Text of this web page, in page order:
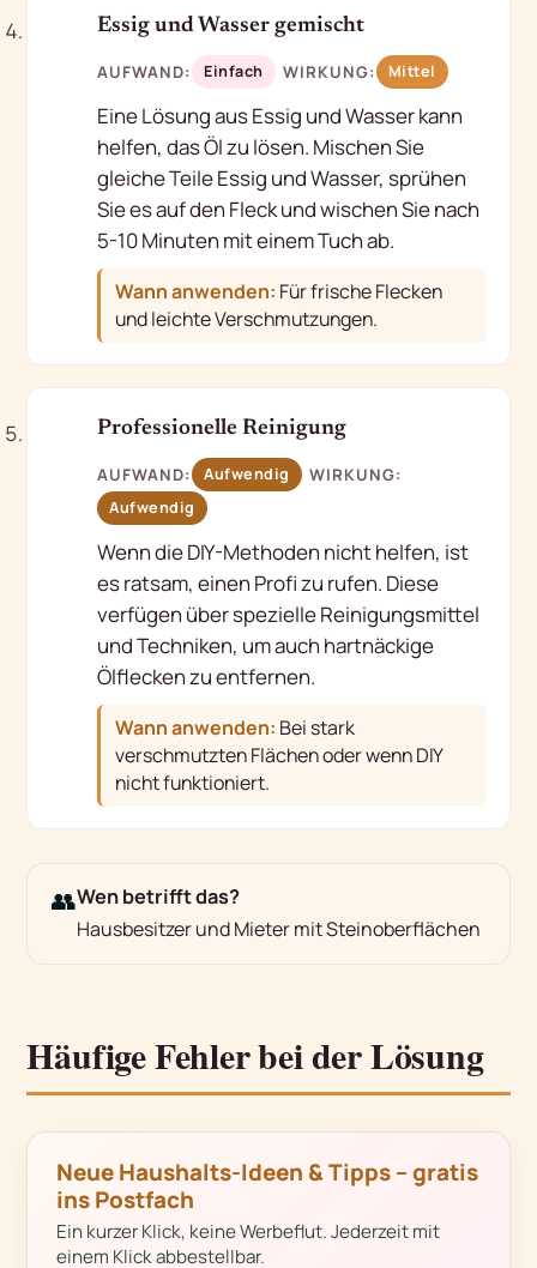
Essig und Wasser gemischt
AUFWAND: Einfach WIRKUNG: Mittel
Eine Lösung aus Essig und Wasser kann
helfen, das Öl zu lösen. Mischen Sie
gleiche Teile Essig und Wasser, sprühen
Sie es auf den Fleck und wischen Sie nach
5-10 Minuten mit einem Tuch ab.
Wann anwenden: Für frische Flecken
und leichte Verschmutzungen.
Professionelle Reinigung
AUFWAND: Aufwendig WIRKUNG:
Aufwendig
Wenn die DIY-Methoden nicht helfen, ist
es ratsam, einen Profi zu rufen. Diese
verfügen über spezielle Reinigungsmittel
und Techniken, um auch hartnäckige
Ölflecken zu entfernen.
Wann anwenden: Bei stark
verschmutzten Flächen oder wenn DIY
nicht funktioniert.
👥Wen betrifft das?
Hausbesitzer und Mieter mit Steinoberflächen
Häufige Fehler bei der Lösung
Neue Haushalts-Ideen & Tipps – gratis
ins Postfach
Ein kurzer Klick, keine Werbeflut. Jederzeit mit
einem Klick abbestellbar.